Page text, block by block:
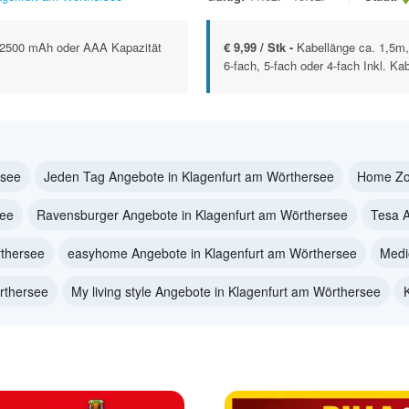
mAh oder AAA Kapazität € 9,99 / Stk - Kabellänge ca.
6-fach, 5-fach oder 4-fach Inkl.
Jeden Tag Angebote in Klagenfurt am Wörthersee Home
Ravensburger Angebote in Klagenfurt am Wörthersee Tesa
easyhome Angebote in Klagenfurt am Wörthersee
My living style Angebote in Klagenfurt am Wörthersee